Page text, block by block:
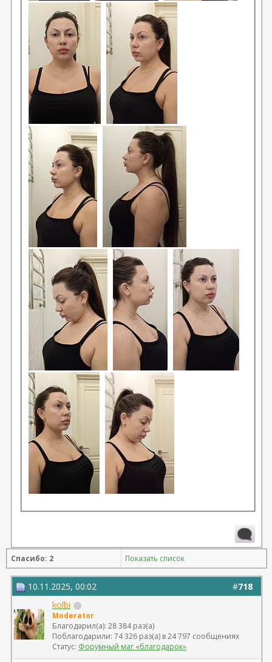
Спасибо: 2 Показать список
#718
10.11.2025, 00:02
kolbi
Moderator
Благодарил(а): 28 384 раз(а)
Поблагодарили: 74 326 раз(а) в 24 797 сообщениях
Статус: Форумный маг «благодарок»